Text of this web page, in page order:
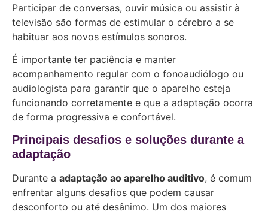
Participar de conversas, ouvir música ou assistir à
televisão são formas de estimular o cérebro a se
habituar aos novos estímulos sonoros.
É importante ter paciência e manter
acompanhamento regular com o fonoaudiólogo ou
audiologista para garantir que o aparelho esteja
funcionando corretamente e que a adaptação ocorra
de forma progressiva e confortável.
Principais desafios e soluções durante a
adaptação
Durante a adaptação ao aparelho auditivo, é comum
enfrentar alguns desafios que podem causar
desconforto ou até desânimo. Um dos maiores